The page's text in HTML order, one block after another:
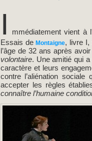
I mmédiatement vient à
Essais deMontaigne, livre I,
l’âge de 32 ans après
volontaire. Une amitié qui
caractère et leurs
contre l’aliénation
accepter les règles
connaître l’humaine